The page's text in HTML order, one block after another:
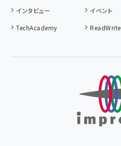
インタビュー
イベント
TechAcademy
ReadWrite